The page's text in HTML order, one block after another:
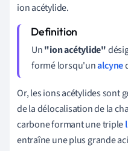
ion acétylide.
Un"ion acétylide"
formé lorsqu'unalcyne
Or, les ions acétylides sont
de la délocalisation de la
carbone formant une triple
entraîne une plus grande